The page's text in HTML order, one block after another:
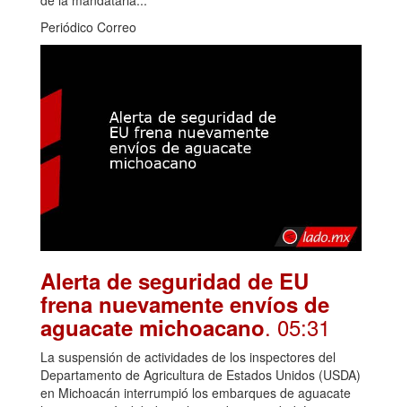
Periódico Correo
Alerta de seguridad de EU
frena nuevamente envíos de
aguacate michoacano. 05:31
La suspensión de actividades de los inspectores del
Departamento de Agricultura de Estados Unidos (USDA)
en Michoacán interrumpió los embarques de aguacate